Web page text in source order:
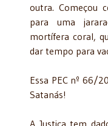
outra. Começou
para uma
mortífera coral,
dar tempo para
Essa PEC nº 66/
Satanás!
A Justiça tem